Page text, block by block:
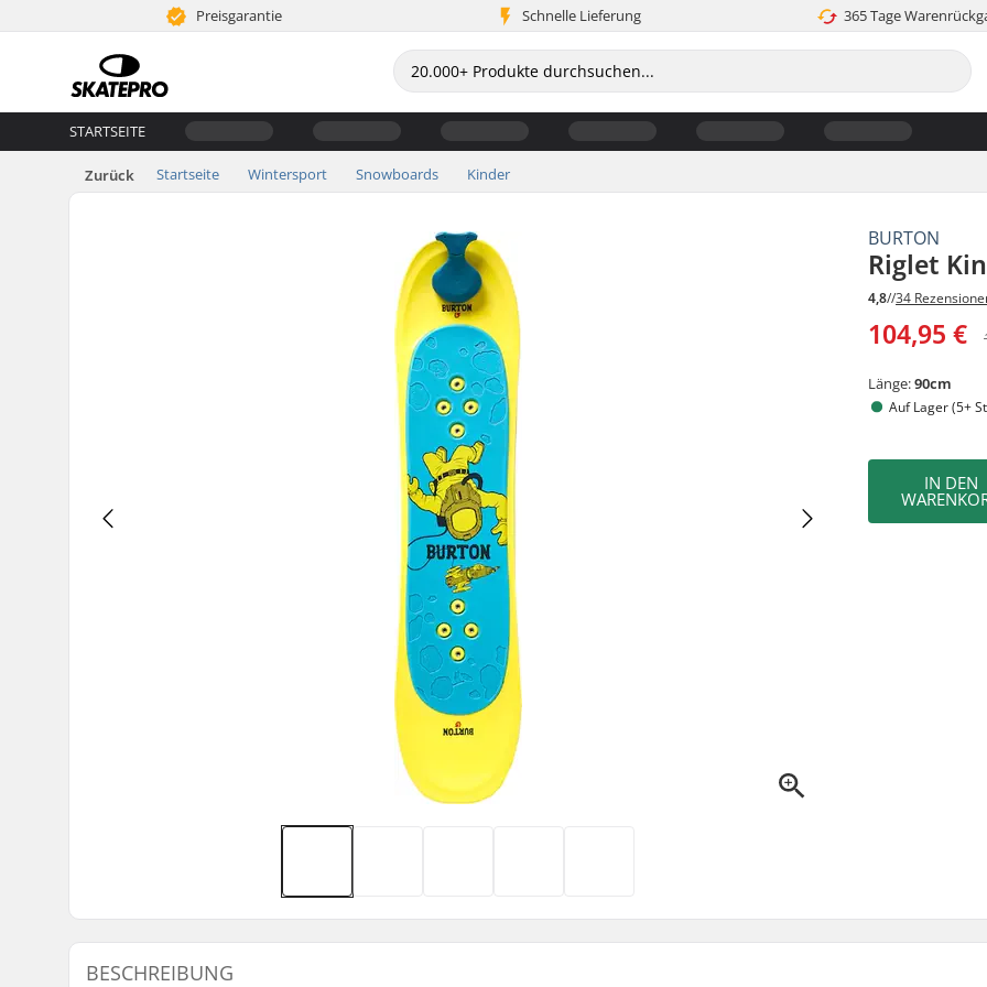
Preisgarantie Schnelle Lieferung 365 Tage
STARTSEITE
Zurück Startseite Wintersport Snowboards Kinder
BURTON
Riglet
4,8//34
104,95 €
Länge:90cm
Auf Lager (5+
IN DEN
BESCHREIBUNG